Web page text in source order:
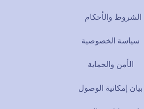
الشروط والأحكام
سياسة الخصوصية
الأمن والحماية
بيان إمكانية الوصول